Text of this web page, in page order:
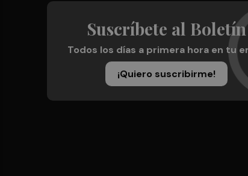
Suscríbete al Boletín
Todos los días a primera hora en tu
¡Quiero suscribirme!